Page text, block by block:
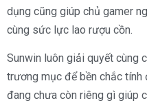
dụng cũng giúp chủ gamer
cùng sức lực lao rượu cồn.
Sunwin luôn giải quyết cùng
trương mục để bền chắc tính
đang chưa còn riêng gì giúp